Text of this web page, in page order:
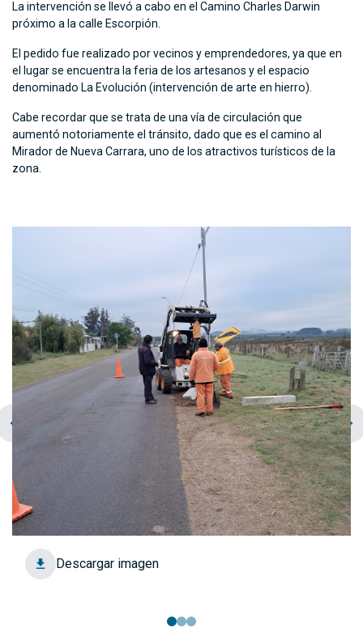
La intervención se llevó a cabo en el Camino Charles Darwin
próximo a la calle Escorpión.
El pedido fue realizado por vecinos y emprendedores, ya que en
el lugar se encuentra la feria de los artesanos y el espacio
denominado La Evolución (intervención de arte en hierro).
Cabe recordar que se trata de una vía de circulación que
aumentó notoriamente el tránsito, dado que es el camino al
Mirador de Nueva Carrara, uno de los atractivos turísticos de la
zona.
Descargar imagen
chevron_left navigate_next